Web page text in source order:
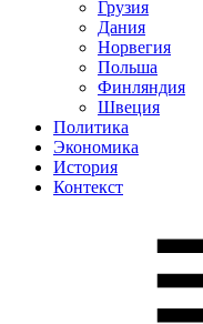
Грузия
Дания
Норвегия
Польша
Финляндия
Швеция
Политика
Экономика
История
Контекст